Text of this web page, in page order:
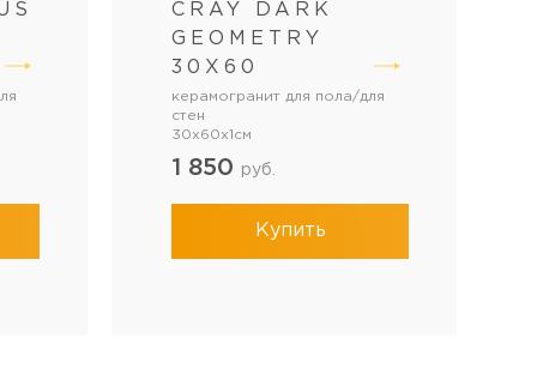
CRAY DARK
GEOMETRY
30Х60
керамогранит для пола/для
стен
30x60x1см
1 850 руб.
Купить